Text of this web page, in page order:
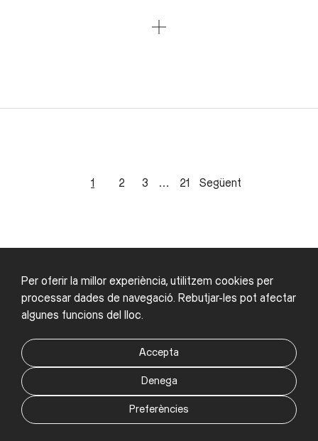
Per oferir la millor experiència, utilitzem cookies per
processar dades de navegació. Rebutjar-les pot afectar
algunes funcions del lloc.
Accepta
Denega
Preferències
1 2 3 … 21 Següent
carrer sant pere, 11
08500 vic, barcelona
+34 620-277-506
contacta'ns
facebook/instagram/pinterest
privacitat/cookies